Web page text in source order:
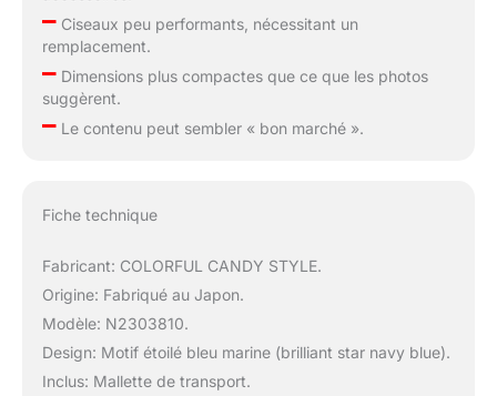
–Ciseaux peu performants, nécessitant un
remplacement.
–Dimensions plus compactes que ce que les photos
suggèrent.
–Le contenu peut sembler « bon marché ».
Fiche technique
Fabricant: COLORFUL CANDY STYLE.
Origine: Fabriqué au Japon.
Modèle: N2303810.
Design: Motif étoilé bleu marine (brilliant star navy blue).
Inclus: Mallette de transport.